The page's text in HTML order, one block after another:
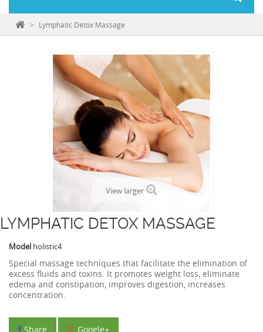
> Lymphatic Detox Massage
View larger
LYMPHATIC DETOX MASSAGE
Model holistic4
Special massage techniques that facilitate the elimination of
excess fluids and toxins. It promotes weight loss, eliminate
edema and constipation, improves digestion, increases
concentration.
Share Google+